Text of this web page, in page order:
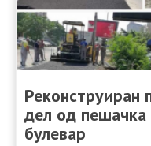
Реконструиран
дел од пешачка
булевар